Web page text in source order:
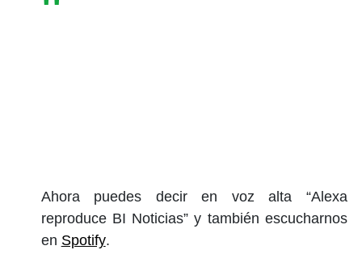
Ahora puedes decir en voz alta “Alexa
reproduce BI Noticias” y también escucharnos
en Spotify.